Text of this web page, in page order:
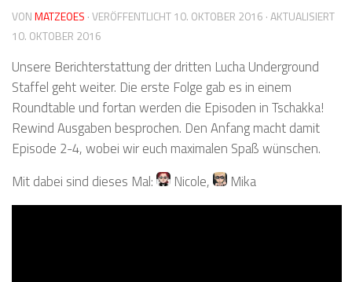
VONMATZEOES · VERÖFFENTLICHT10. OKTOBER 2016 · AKTUALISIERT
10. OKTOBER 2016
Unsere Berichterstattung der dritten Lucha Underground
Staffel geht weiter. Die erste Folge gab es in einem
Roundtable und fortan werden die Episoden in Tschakka!
Rewind Ausgaben besprochen. Den Anfang macht damit
Episode 2-4, wobei wir euch maximalen Spaß wünschen.
Mit dabei sind dieses Mal:
Nicole, Mika